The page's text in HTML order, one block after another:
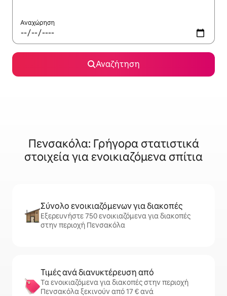
Αναχώρηση
Αναζήτηση
Πενσακόλα: Γρήγορα στατιστικά
στοιχεία για ενοικιαζόμενα σπίτια
Σύνολο ενοικιαζόμενων για διακοπές
Εξερευνήστε 750 ενοικιαζόμενα για διακοπές
στην περιοχή Πενσακόλα
Τιμές ανά διανυκτέρευση από
Τα ενοικιαζόμενα για διακοπές στην περιοχή
Πενσακόλα ξεκινούν από 17 € ανά